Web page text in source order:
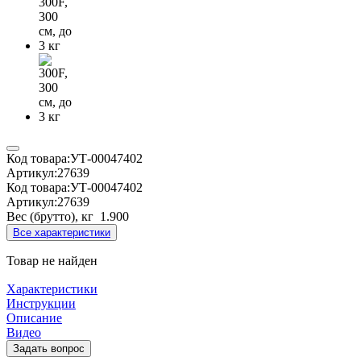
Код товара:УТ-00047402
Артикул:27639
Код товара:УТ-00047402
Артикул:27639
Вес (брутто), кг 1.900
Все характеристики
Товар не найден
Характеристики
Инструкции
Описание
Видео
Задать вопрос